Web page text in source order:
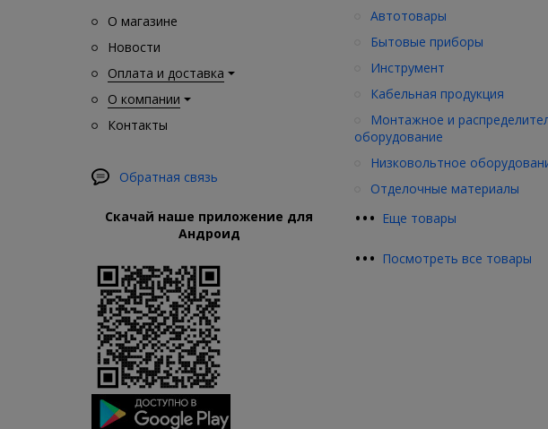
О магазине
Новости
Оплата и доставка
О компании
Контакты
Обратная связь
Скачай наше приложение для
Андроид
••• Еще товары
Автотовары
Бытовые приборы
Инструмент
Кабельная продукция
Монтажное и
оборудование
Низковольтное
Отделочные материалы
••• Посмотреть все товары